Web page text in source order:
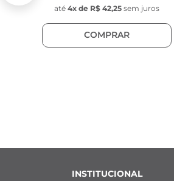
até 4x de R$ 42,25 sem juros
COMPRAR
INSTITUCIONAL